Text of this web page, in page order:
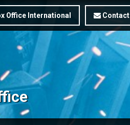
Office International Contact